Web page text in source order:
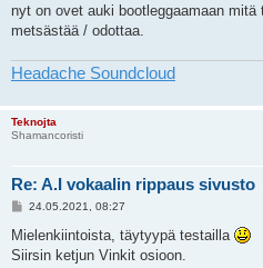
nyt on ovet auki bootleggaamaan
metsästää / odottaa.
Headache Soundcloud
Teknojta
Shamancoristi
Re: A.I vokaalin rippaus sivusto
V
e
t
24.05.2021, 08:27
Mielenkiintoista, täytyypä testailla
Siirsin ketjun Vinkit osioon.